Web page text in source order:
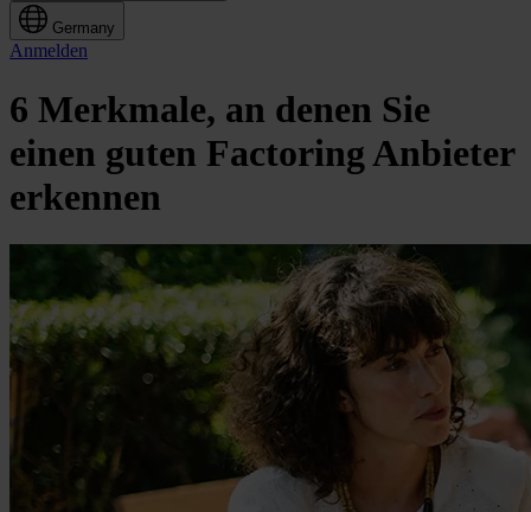
Germany
Anmelden
6 Merkmale, an denen Sie
einen guten Factoring Anbieter
erkennen